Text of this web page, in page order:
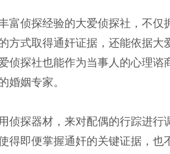
富侦探经验的大爱侦探社，不
方式取得通奸证据，还能依据
侦探社也能作为当事人的心理
婚姻专家。
侦探器材，来对配偶的行踪进
得即便掌握通奸的关键证据，